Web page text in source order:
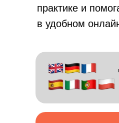
практике и
в удобном